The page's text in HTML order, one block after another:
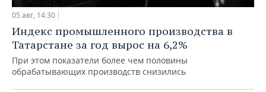
05 авг, 14:30
Индекс промышленного производства в
Татарстане за год вырос на 6,2%
При этом показатели более чем половины
обрабатывающих производств снизились